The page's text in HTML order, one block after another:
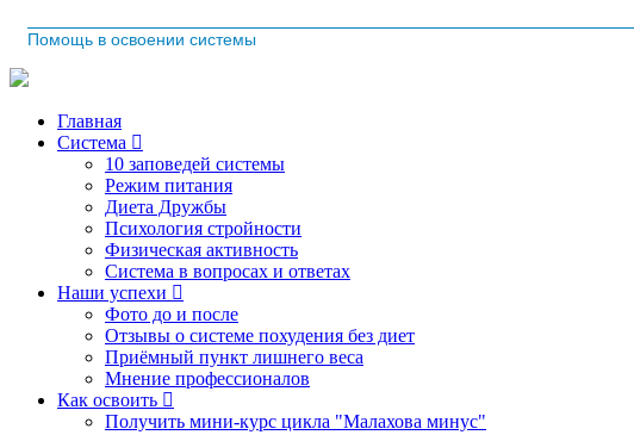
Помощь в освоении системы
Главная
Система
10 заповедей системы
Режим питания
Диета Дружбы
Психология стройности
Физическая активность
Система в вопросах и ответах
Наши успехи
Фото до и после
Отзывы о системе похудения без диет
Приёмный пункт лишнего веса
Мнение профессионалов
Как освоить
Получить мини-курс цикла "Малахова минус"